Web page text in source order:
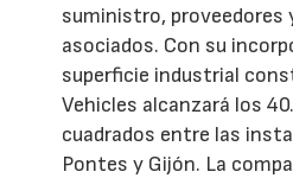
suministro, proveedores
asociados. Con su
superficie industrial
Vehicles alcanzará los
cuadrados entre las
Pontes y Gijón. La